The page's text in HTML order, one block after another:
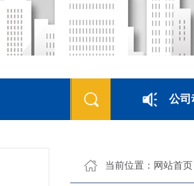
公司
当前位置： 网站首页